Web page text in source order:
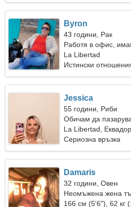
Byron
43 години, Рак
Работя в офис,
La Libertad
Истински
Jessica
55 години, Риби
Обичам да
La Libertad, Еквадор
Сериозна връзка
Damaris
32 години, Овен
Неомъжена жена
166 см (5'6"), 62 кг